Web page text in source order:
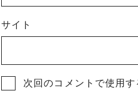
サイト
次回のコメントで使用